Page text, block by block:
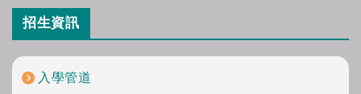
招生資訊
入學管道